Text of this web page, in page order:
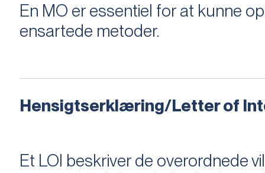
En MO er essentiel for at kunne
ensartede metoder.
Hensigtserklæring/Letter of
Et LOI beskriver de overordnede